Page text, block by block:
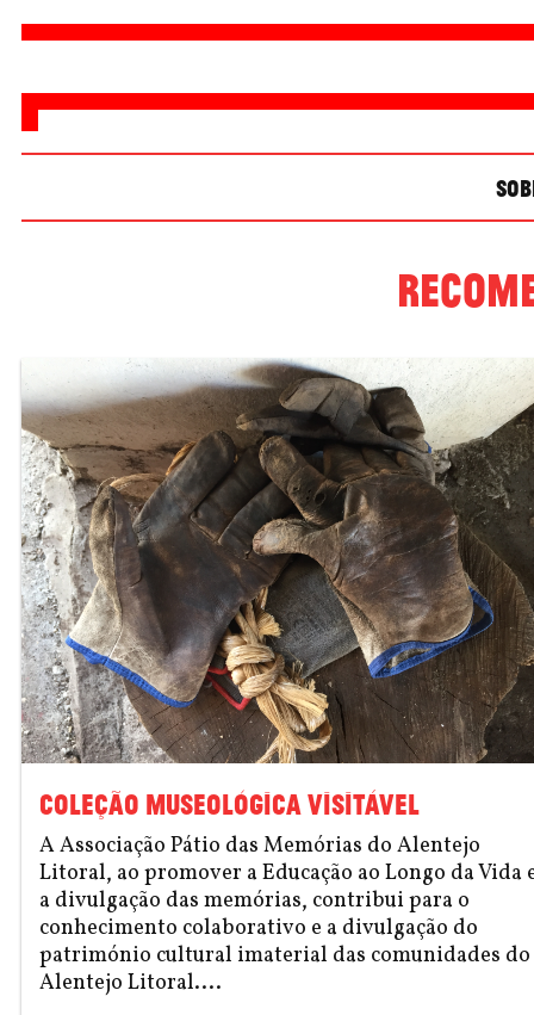
COLEÇÃO MUSEOLÓGICA VISITÁVEL
A Associação Pátio das Memórias do Alentejo
Litoral, ao promover a Educação ao Longo da Vida
a divulgação das memórias, contribui para o
conhecimento colaborativo e a divulgação do
património cultural imaterial das comunidades do
Alentejo Litoral....